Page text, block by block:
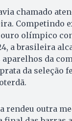
chamado
Competindo
olímpico
a brasileira
da
da seleção
outra